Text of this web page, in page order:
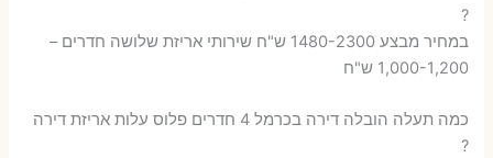
?
במחיר מבצע 1480-2300 ש"ח שירותי אריזת שלושה חדרים –
1,000-1,200 ש"ח
כמה תעלה הובלה דירה בכרמל 4 חדרים פלוס עלות אריזת דירה
?